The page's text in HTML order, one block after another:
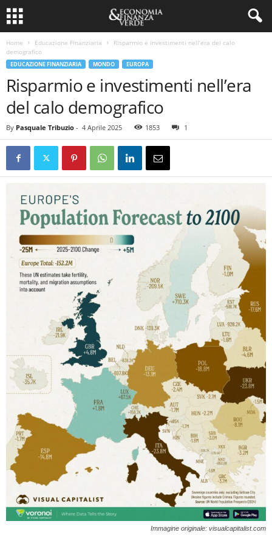
Home Educazione Finanziaria
Risparmio e investimenti nell’era del calo
demografico
EDUCAZIONE FINANZIARIA MONDO EUROPA
Risparmio e investimenti nell’era
del calo demografico
By Pasquale Tribuzio - 4 Aprile 2025 1853 1
Immagine originale: visualcapitalist.com